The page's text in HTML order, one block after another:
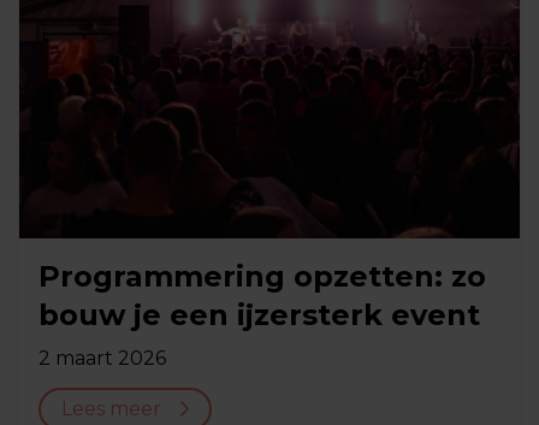
Programmering opzetten: zo
bouw je een ijzersterk event
2 maart 2026
Lees meer